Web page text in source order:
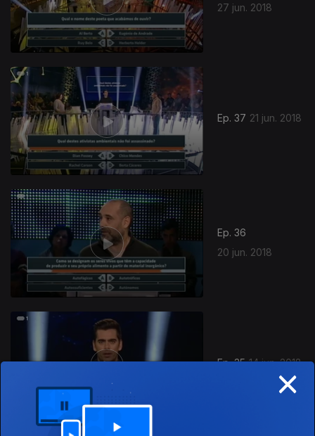
27 jun. 2018
Ep. 37 21 jun. 2018
Ep. 36
20 jun. 2018
Ep. 35 14 jun. 2018
351710
×